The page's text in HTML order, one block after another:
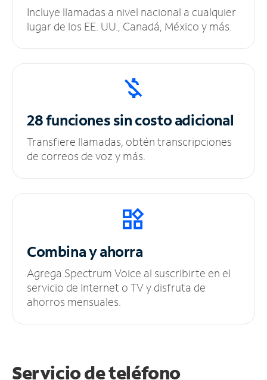
Incluye llamadas a nivel nacional a cualquier
lugar de los EE. UU., Canadá, México y más.
28 funciones sincosto adicional
Transfiere llamadas, obtén transcripciones
de correos de voz y más.
Combina y ahorra
Agrega Spectrum Voice al suscribirte en el
servicio de Internet o TV y disfruta de
ahorros mensuales.
Servicio de teléfono